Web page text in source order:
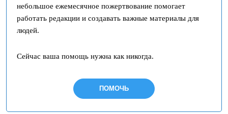
небольшое ежемесячное пожертвование помогает
работать редакции и создавать важные материалы для
людей.
Сейчас ваша помощь нужна как никогда.
ПОМОЧЬ